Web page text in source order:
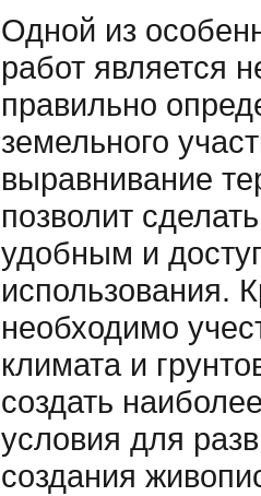
Одной из
работ является
правильно
земельного
выравнивание
позволит
удобным и
использования.
необходимо
климата и
создать
условия для
создания